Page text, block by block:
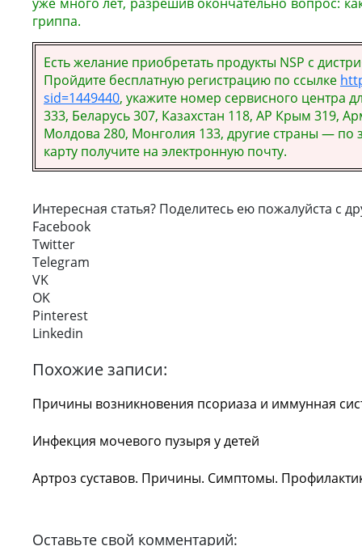
гриппа.
Есть желание приобретать продукты NSP с
Пройдите бесплатную регистрацию по ссылке
sid=1449440, укажите номер сервисного центра
333, Беларусь 307, Казахстан 118, АР Крым 319,
Молдова 280, Монголия 133, другие страны — по
карту получите на электронную почту.
Интересная статья? Поделитесь ею пожалуйста с
Facebook
Twitter
Telegram
VK
OK
Pinterest
Linkedin
Похожие записи:
Причины возникновения псориаза и иммунная
Инфекция мочевого пузыря у детей
Артроз суставов. Причины. Симптомы.
Оставьте свой комментарий: